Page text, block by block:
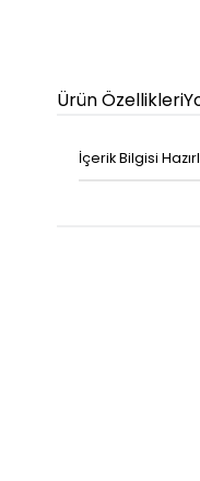
Ürün Özellikleri
İçerik Bilgisi